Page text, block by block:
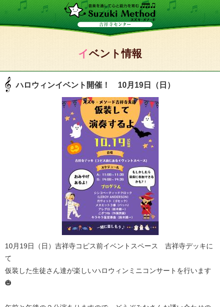
イベント情報
ハロウィンイベント開催！ 10月19日（日）
10月19日（日）吉祥寺コピス前イベントスペース 吉祥寺デッキに
て
仮装した生徒さん達が楽しいハロウィンミニコンサートを行います
🎃